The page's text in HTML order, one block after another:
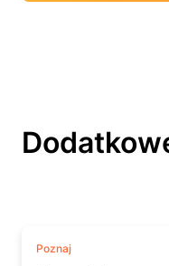
Poznaj